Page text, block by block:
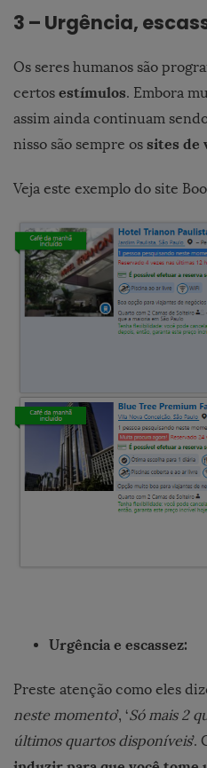
3 – Urgência,
Os seres humanos são
certos estímulos. Embora
assim ainda continuam
nisso são sempre os sites de
Veja este exemplo do site
Urgência e escassez:
Preste atenção como eles
neste momento’, ‘Só mais 2
últimos quartos disponíveis’.